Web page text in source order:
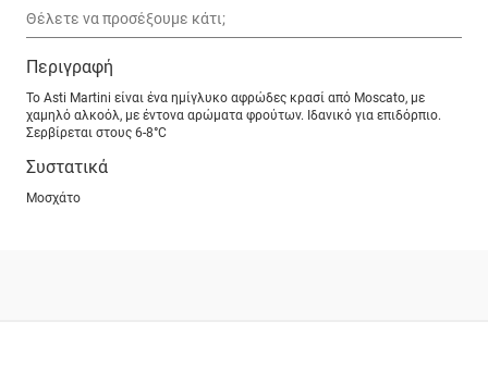
Περιγραφή
Το Asti Martini είναι ένα ημίγλυκο αφρώδες κρασί από Moscato, με
χαμηλό αλκοόλ, με έντονα αρώματα φρούτων. Ιδανικό για επιδόρπιο.
Σερβίρεται στους 6-8°C
Συστατικά
Μοσχάτο